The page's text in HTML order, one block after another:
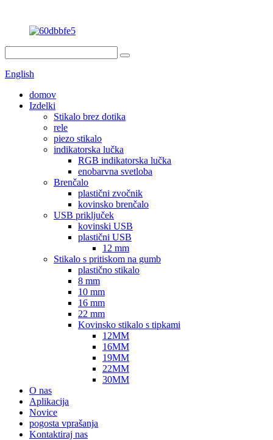
English
domov
Izdelki
Stikalo brez dotika
rele
piezo stikalo
indikatorska lučka
RGB indikatorska lučka
enobarvna svetloba
Brenčalo
plastični zvočnik
kovinsko brenčalo
USB priključek
kovinski USB
plastični USB
12 mm
Stikalo s pritiskom na gumb
plastično stikalo
8 mm
10 mm
16 mm
22 mm
Kovinsko stikalo s tipkami
12MM
16MM
19MM
22MM
30MM
O nas
Aplikacija
Novice
pogosta vprašanja
Kontaktiraj nas